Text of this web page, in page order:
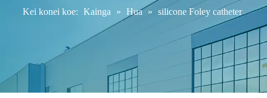
Kei konei koe: Kainga » Hua » silicone Foley catheter